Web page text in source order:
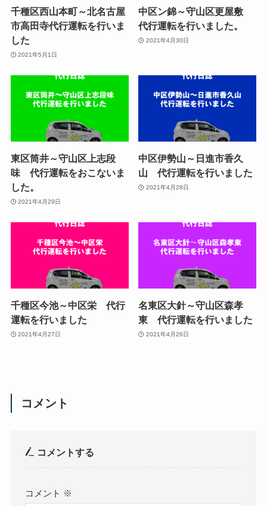
千種区西山本町～北名古屋
市高田寺代行運転を行いま
した
2021年5月1日
中区ン錦～守山区更屋敷
代行運転を行いました。
2021年4月30日
東区筒井～守山区上志段
味 代行運転をおこないま
した。
2021年4月29日
中区伊勢山～日進市香久
山 代行運転を行いました
2021年4月28日
千種区今池～中区栄 代行
運転を行いました
2021年4月27日
名東区大針～守山区森孝
東 代行運転を行いました
2021年4月26日
コメント
コメントする
コメント ※